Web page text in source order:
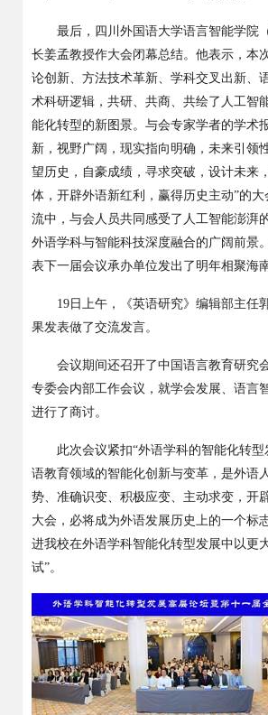
最后，四川外国语大学语言智能学院
长姜孟教授作大会闭幕总结。他表示，本
论创新、方法技术革新、学科交叉出新、
术科研逻辑，共研、共商、共绘了人工智
能化转型的新图景。与会专家学者的学术
新，视野广阔，现实指向明确，未来引领
望历史，自豪成绩，寻求突破，设计未来
体，开辟外语新红利，赢得历史主动”的
流中，与会人员共同感受了人工智能澎湃
外语学科与智能科技深度融合的广阔前景
表下一届会议承办单位发出了明年相聚海
19日上午，《英语研究》编辑部主任
果发表做了交流发言。
会议期间还召开了中国语言教育研究
专委会内部工作会议，就学会发展、语言
进行了商讨。
此次会议紧扣“外语学科的智能化转
语教育领域的智能化创新与变革，是外语
势、准确识变、积极应变、主动求变，开
大会，必将成为外语发展历史上的一个标
进我校在外语学科智能化转型发展中以更
试”。